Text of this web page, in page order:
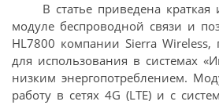
В статье приведена
модуле беспроводной связи и
HL7800 компании Sierra Wireless,
для использования в системах
низким энергопотреблением.
работу в сетях 4G (LTE) и с